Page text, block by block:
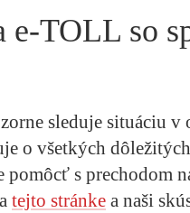
e-TOLL so
sleduje situáciu v
o všetkých
pomôcť s prechodom
tejto stránke a naši